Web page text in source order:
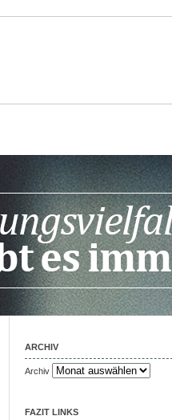
ARCHIV
Archiv
FAZIT LINKS